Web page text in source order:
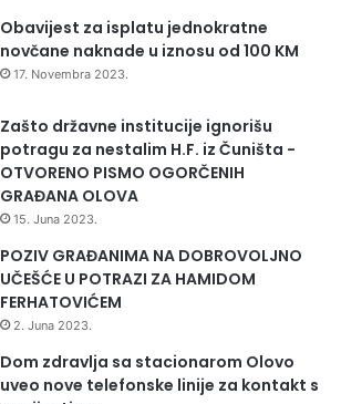
Obavijest za isplatu jednokratne
novčane naknade u iznosu od 100 KM
17. Novembra 2023.
Zašto državne institucije ignorišu
potragu za nestalim H.F. iz Čuništa -
OTVORENO PISMO OGORČENIH
GRAĐANA OLOVA
15. Juna 2023.
POZIV GRAĐANIMA NA DOBROVOLJNO
UČEŠĆE U POTRAZI ZA HAMIDOM
FERHATOVIĆEM
2. Juna 2023.
Dom zdravlja sa stacionarom Olovo
uveo nove telefonske linije za kontakt s